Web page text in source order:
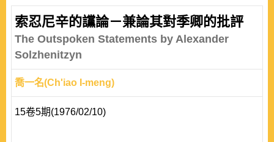
索忍尼辛的讜論－兼論其對季卿的批評
The Outspoken Statements by Alexander
Solzhenitzyn
喬一名(Ch'iao I-meng)
15卷5期(1976/02/10)